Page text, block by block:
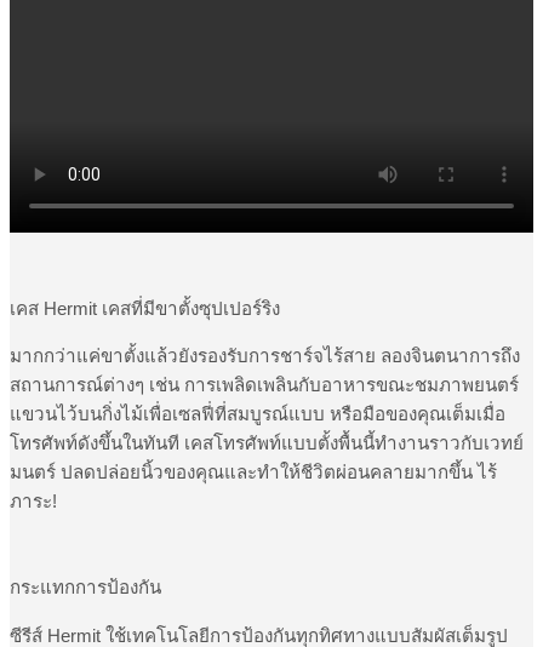
เคส Hermit เคสที่มีขาตั้งซุปเปอร์ริง
มากกว่าแค่ขาตั้งแล้วยังรองรับการชาร์จไร้สาย ลองจินตนาการถึง
สถานการณ์ต่างๆ เช่น การเพลิดเพลินกับอาหารขณะชมภาพยนตร์
แขวนไว้บนกิ่งไม้เพื่อเซลฟี่ที่สมบูรณ์แบบ หรือมือของคุณเต็มเมื่อ
โทรศัพท์ดังขึ้นในทันที เคสโทรศัพท์แบบตั้งพื้นนี้ทำงานราวกับเวทย์
มนตร์ ปลดปล่อยนิ้วของคุณและทำให้ชีวิตผ่อนคลายมากขึ้น ไร้
ภาระ!
กระแทกการป้องกัน
ซีรีส์ Hermit ใช้เทคโนโลยีการป้องกันทุกทิศทางแบบสัมผัสเต็มรูป